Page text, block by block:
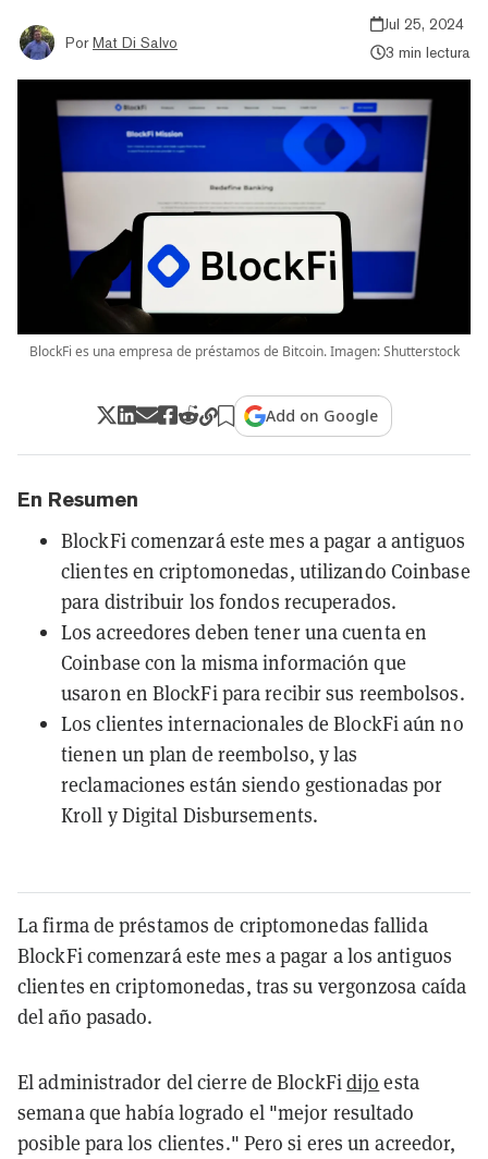
Por Mat Di Salvo
Jul 25, 2024
3 min lectura
BlockFi es una empresa de préstamos de Bitcoin. Imagen: Shutterstock
Add on Google
En Resumen
BlockFi comenzará este mes a pagar a antiguos
clientes en criptomonedas, utilizando Coinbase
para distribuir los fondos recuperados.
Los acreedores deben tener una cuenta en
Coinbase con la misma información que
usaron en BlockFi para recibir sus reembolsos.
Los clientes internacionales de BlockFi aún no
tienen un plan de reembolso, y las
reclamaciones están siendo gestionadas por
Kroll y Digital Disbursements.
La firma de préstamos de criptomonedas fallida
BlockFi comenzará este mes a pagar a los antiguos
clientes en criptomonedas, tras su vergonzosa caída
del año pasado.
El administrador del cierre de BlockFidijo esta
semana que había logrado el "mejor resultado
posible para los clientes." Pero si eres un acreedor,